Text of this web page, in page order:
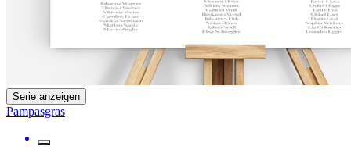
Serie anzeigen
Pampasgras